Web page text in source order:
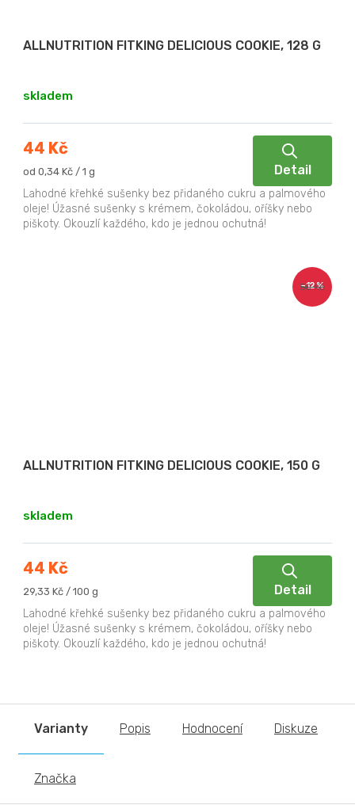
ALLNUTRITION FITKING DELICIOUS COOKIE, 128 G
skladem
44 Kč
Měrná
od 0,34 Kč / 1 g Detail
Lahodné křehké sušenky bez přidaného cukru a palmového
oleje! Úžasné sušenky s krémem, čokoládou, oříšky nebo
piškoty. Okouzlí každého, kdo je jednou ochutná!
50 Kč
–12 %
ALLNUTRITION FITKING DELICIOUS COOKIE, 150 G
skladem
44 Kč
Měrná
29,33 Kč / 100 g Detail
Lahodné křehké sušenky bez přidaného cukru a palmového
oleje! Úžasné sušenky s krémem, čokoládou, oříšky nebo
piškoty. Okouzlí každého, kdo je jednou ochutná!
Varianty Popis Hodnocení Diskuze
Značka